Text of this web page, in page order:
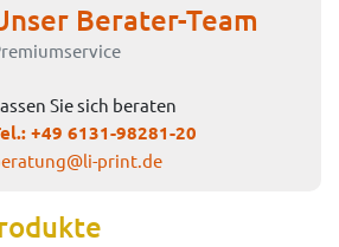
Berater-Team
Sie sich beraten
+49 6131-98281-20
print.de